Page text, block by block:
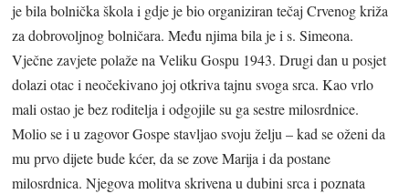
je bila bolnička škola i gdje je bio organiziran tečaj Crvenog križa
za dobrovoljnog bolničara. Među njima bila je i s. Simeona.
Vječne zavjete polaže na Veliku Gospu 1943. Drugi dan u posjet
dolazi otac i neočekivano joj otkriva tajnu svoga srca. Kao vrlo
mali ostao je bez roditelja i odgojile su ga sestre milosrdnice.
Molio se i u zagovor Gospe stavljao svoju želju – kad se oženi da
mu prvo dijete bude kćer, da se zove Marija i da postane
milosrdnica. Njegova molitva skrivena u dubini srca i poznata